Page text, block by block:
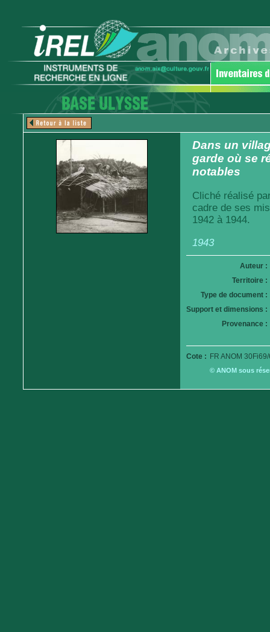
Dans un
garde où se
notables
Cliché réalisé
cadre de ses
1942 à 1944.
1943
Auteur :
Territoire :
Type de document :
Support et dimensions :
Provenance :
Cote : FR ANOM
© ANOM sous